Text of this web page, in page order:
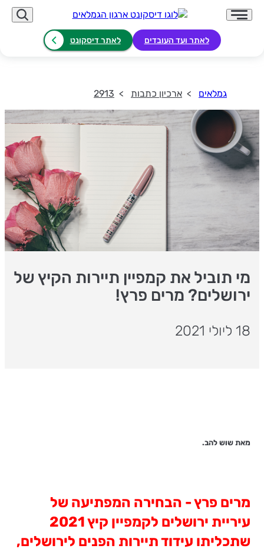
לאתר ועד העובדים לאתר דיסקונט
גמלאים ארכיון כתבות 2913
מי תוביל את קמפיין תיירות הקיץ של
ירושלים? מרים פרץ!
18 ליולי 2021
מאת שוש להב.
מרים פרץ - הבחירה המפתיעה של
עיריית ירושלים לקמפיין קיץ 2021
שתכליתו עידוד תיירות הפנים לירושלים,